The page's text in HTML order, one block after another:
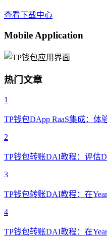
查看下载中心
Mobile Application
热门文章
1
TP钱包DApp RaaS集成：体
2
TP钱包转账DAI教程：评估
3
TP钱包转账DAI教程：在
4
TP钱包转账DAI教程：在